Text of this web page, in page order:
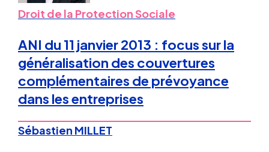
Droit de la Protection Sociale
ANI du 11 janvier 2013 : focus sur la
généralisation des couvertures
complémentaires de prévoyance
dans les entreprises
Sébastien MILLET